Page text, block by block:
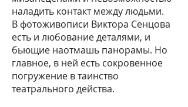
наладить контакт между людьми.
В фотоживописи Виктора Сенцова
есть и любование деталями, и
бьющие наотмашь панорамы. Но
главное, в ней есть сокровенное
погружение в таинство
театрального действа.